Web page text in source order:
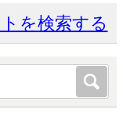
を検索する